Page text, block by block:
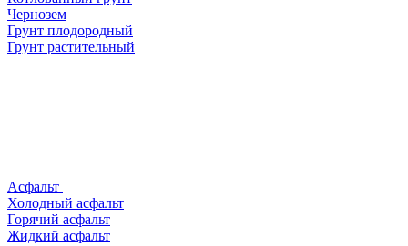
Чернозем
Грунт плодородный
Грунт растительный
Асфальт
Холодный асфальт
Горячий асфальт
Жидкий асфальт